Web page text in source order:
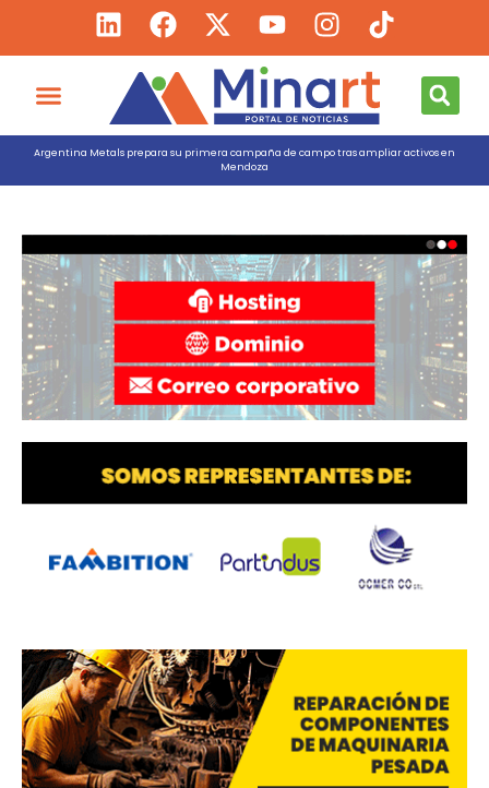
Argentina Metals prepara su primera campaña de campo tras ampliar activos en
Mendoza